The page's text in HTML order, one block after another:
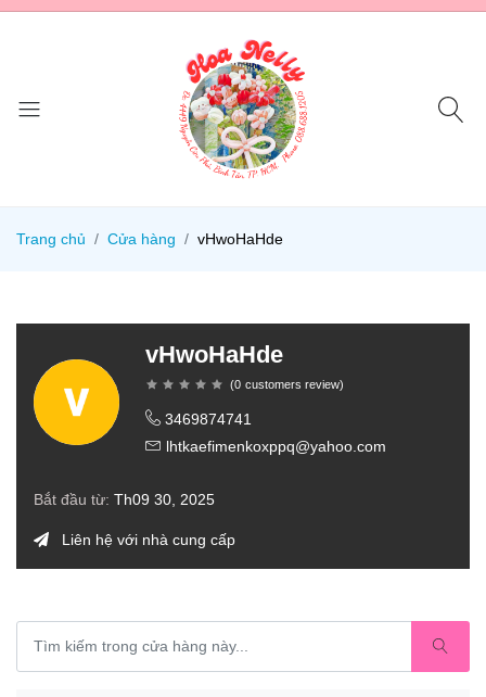
Trang chủ Cửa hàng vHwoHaHde
vHwoHaHde
(0 customers review)
3469874741
lhtkaefimenkoxppq@yahoo.com
Bắt đầu từ: Th09 30, 2025
Liên hệ với nhà cung cấp